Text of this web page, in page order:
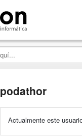
podathor
Actualmente este